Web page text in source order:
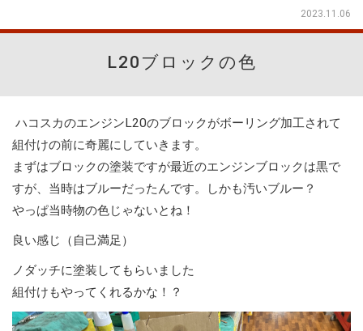
2023.11.06
L20ブロックの色
ハコスカのエンジンL20のブロックがボーリング加工されて
組付けの前に奇麗にしていきます。
まずはブロックの塗装ですが最近のエンジンブロックは黒で
すが、当時はブルーだったんです。しかも汚いブルー？
やっぱ当時物の色じゃないとね！
良い感じ（自己満足）
ノダッチに塗装してもらいました
組付けもやってくれるかな！？